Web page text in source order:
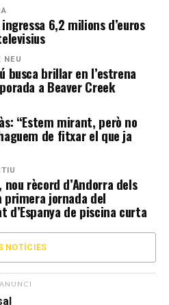
ingressa 6,2 milions d’euros
NEU
busca brillar en l’estrena
a Beaver Creek
“Estem mirant, però no
de fitxar el que ja
nou rècord d’Andorra dels
primera jornada del
d’Espanya de piscina curta
NOTÍCIES
ANUNCI